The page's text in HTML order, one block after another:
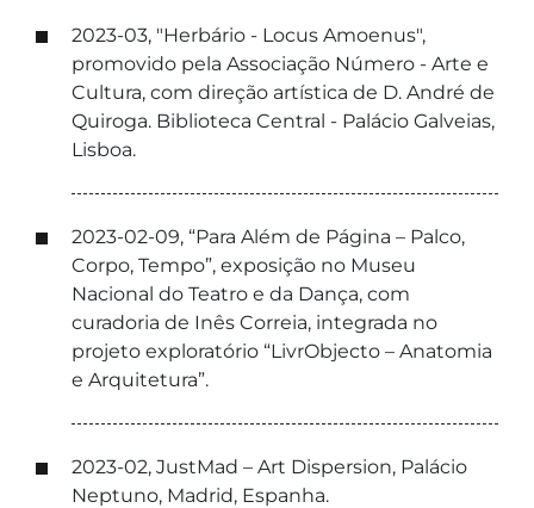
2023-03, "Herbário - Locus Amoenus",
promovido pela Associação Número - Arte e
Cultura, com direção artística de D. André de
Quiroga. Biblioteca Central - Palácio Galveias,
Lisboa.
2023-02-09, “Para Além de Página – Palco,
Corpo, Tempo”, exposição no Museu
Nacional do Teatro e da Dança, com
curadoria de Inês Correia, integrada no
projeto exploratório “LivrObjecto – Anatomia
e Arquitetura”.
2023-02, JustMad – Art Dispersion, Palácio
Neptuno, Madrid, Espanha.